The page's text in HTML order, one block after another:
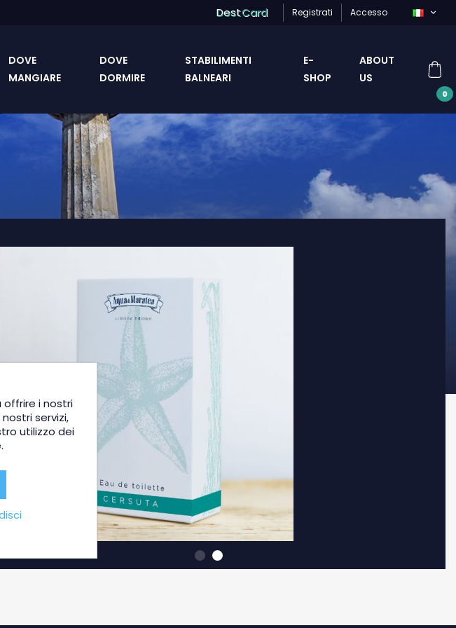
DestCard Registrati Accesso
DOVE
MANGIARE
DOVE
DORMIRE
STABILIMENTI
BALNEARI
E-
SHOP
ABOUT
US
0
offrire i nostri
servizi,
utilizzo dei